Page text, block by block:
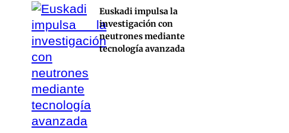
Euskadi impulsa la
investigación con
neutrones mediante
tecnología avanzada